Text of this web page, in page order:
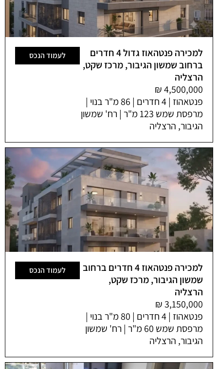
למכירה פנטהאוז גדול 4 חדרים
ברחוב שמשון הגיבור, מרכז שקט,
הרצליה
פנטאהוז | 4 חדרים | 86 מ"ר בנוי |
מרפסת שמש 123 מ"ר | רח' שמשון
הגיבור, הרצליה
לעמוד הנכס
למכירה פנטהאוז 4 חדרים ברחוב
שמשון הגיבור, מרכז שקט,
הרצליה
פנטאהוז | 4 חדרים | 80 מ"ר בנוי |
מרפסת שמש 60 מ"ר | רח' שמשון
הגיבור, הרצליה
לעמוד הנכס